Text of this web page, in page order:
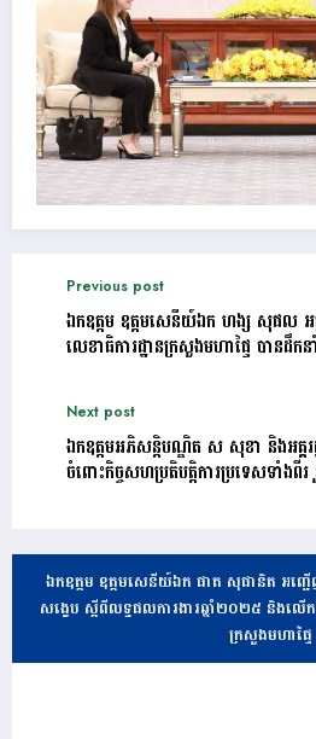
Previous post
ឯកឧត្តម ឧត្តមសេនីយ៍ឯក ហង្ស សុផល អគ្
លេខាធិការដ្ឋានក្រសួងមហាផ្ទៃ បានដឹក
Next post
ឯកឧត្តមអភិសន្តិបណ្ឌិត ស សុខា និងអគ្គរដ្
ចំពោះកិច្ចសហប្រតិបត្តិការប្រទេសទាំងពី
ឯកឧត្តម ឧត្តមសេនីយ៍ឯក ផាត សុផានិត អញ្ជ
សង្ខេប ស្តីពីលទ្ធផលការងារឆ្នាំ២០២៥ និងល
ក្រសួងមហាផ្ទៃ